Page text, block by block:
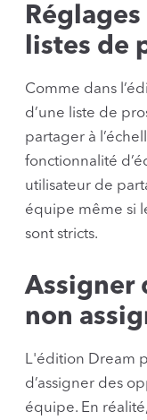
listes de
Comme dans
d’une liste de
partager à
fonctionnalité
utilisateur de
équipe même si
sont stricts.
Assigner
non
L'édition Dream
d’assigner des
équipe. En